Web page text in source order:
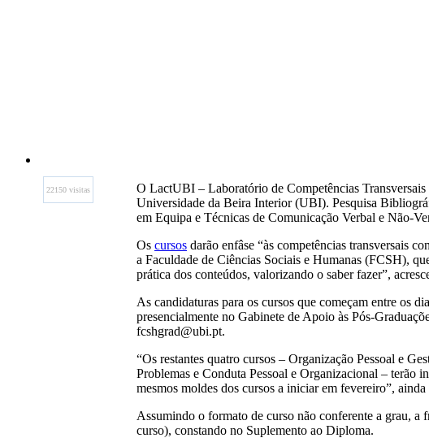
22150 visitas
O LactUBI – Laboratório de Competências Transversais
Universidade da Beira Interior (UBI). Pesquisa
em Equipa e Técnicas de Comunicação Verbal e Não-
Os cursos darão enfâse “às competências transversais
a Faculdade de Ciências Sociais e Humanas (FCSH),
prática dos conteúdos, valorizando o saber fazer”,
As candidaturas para os cursos que começam entre os
presencialmente no Gabinete de Apoio às Pós-
fcshgrad@ubi.pt.
“Os restantes quatro cursos – Organização Pessoal e
Problemas e Conduta Pessoal e Organizacional – terão
mesmos moldes dos cursos a iniciar em fevereiro”,
Assumindo o formato de curso não conferente a grau, a
curso), constando no Suplemento ao Diploma.